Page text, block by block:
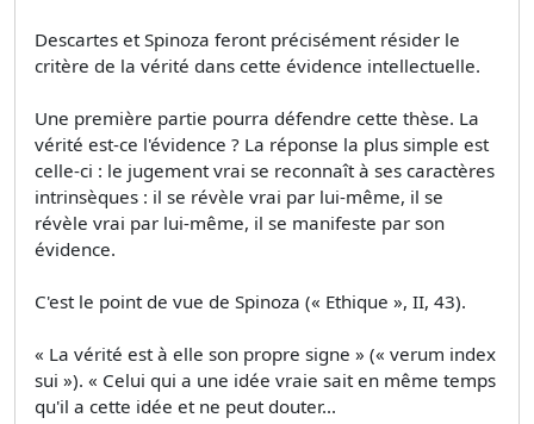
Descartes et Spinoza feront précisément résider le
critère de la vérité dans cette évidence intellectuelle.
Une première partie pourra défendre cette thèse. La
vérité est-ce l'évidence ? La réponse la plus simple est
celle-ci : le jugement vrai se reconnaît à ses caractères
intrinsèques : il se révèle vrai par lui-même, il se
révèle vrai par lui-même, il se manifeste par son
évidence.
C'est le point de vue de Spinoza (« Ethique », II, 43).
« La vérité est à elle son propre signe » (« verum index
sui »). « Celui qui a une idée vraie sait en même temps
qu'il a cette idée et ne peut douter...